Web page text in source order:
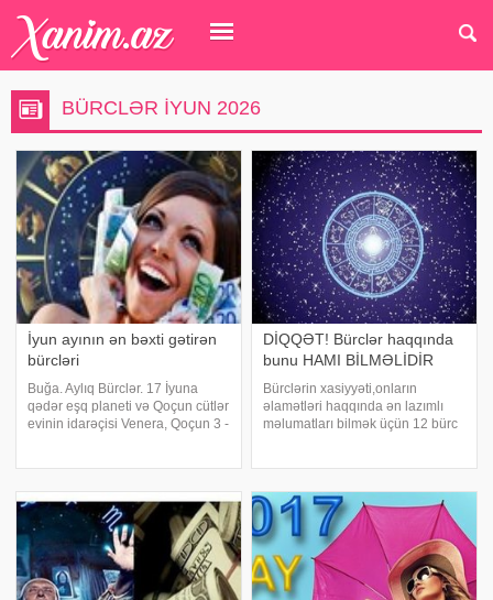
BÜRCLƏR IYUN 2026
İyun ayının ən bəxti gətirən
bürcləri
Buğa. Aylıq Bürclər. 17 İyuna
qədər eşq planeti və Qoçun cütlər
evinin idarəçisi Venera, Qoçun 3 -
üzərində xüsusi bir təsiri olacaq.
DİQQƏT! Bürclər haqqında
bunu HAMI BİLMƏLİDİR
Bürclərin xasiyyəti,onların
əlamətləri haqqında ən lazımlı
məlumatları bilmək üçün 12 bürc
Aries). 21 mart – 20 aprel